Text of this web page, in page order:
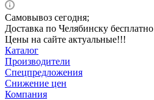
Самовывоз сегодня;
Доставка по Челябинску бесплатно
Цены на сайте актуальные!!!
Каталог
Производители
Спецпредложения
Снижение цен
Компания